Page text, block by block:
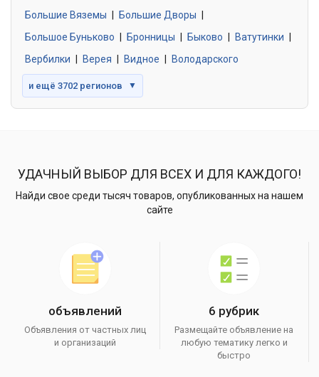
Большие Вяземы
Большие Дворы
Большое Буньково
Бронницы Быково Ватутинки
Вербилки
Верея Видное Володарского
и ещё 3702 регионов ▼
УДАЧНЫЙ ВЫБОР ДЛЯ ВСЕХ И ДЛЯ КАЖДОГО!
Найди свое среди тысяч товаров, опубликованных на нашем
сайте
объявлений
Объявления от частных лиц
и организаций
6 рубрик
Размещайте объявление на
любую тематику легко и
быстро